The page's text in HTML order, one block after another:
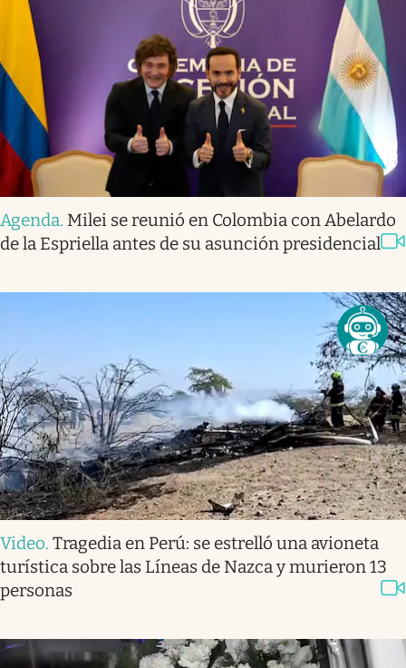
Agenda. Milei se reunió en Colombia con Abelardo
de la Espriella antes de su asunción presidencial
Video. Tragedia en Perú: se estrelló una avioneta
turística sobre las Líneas de Nazca y murieron 13
personas